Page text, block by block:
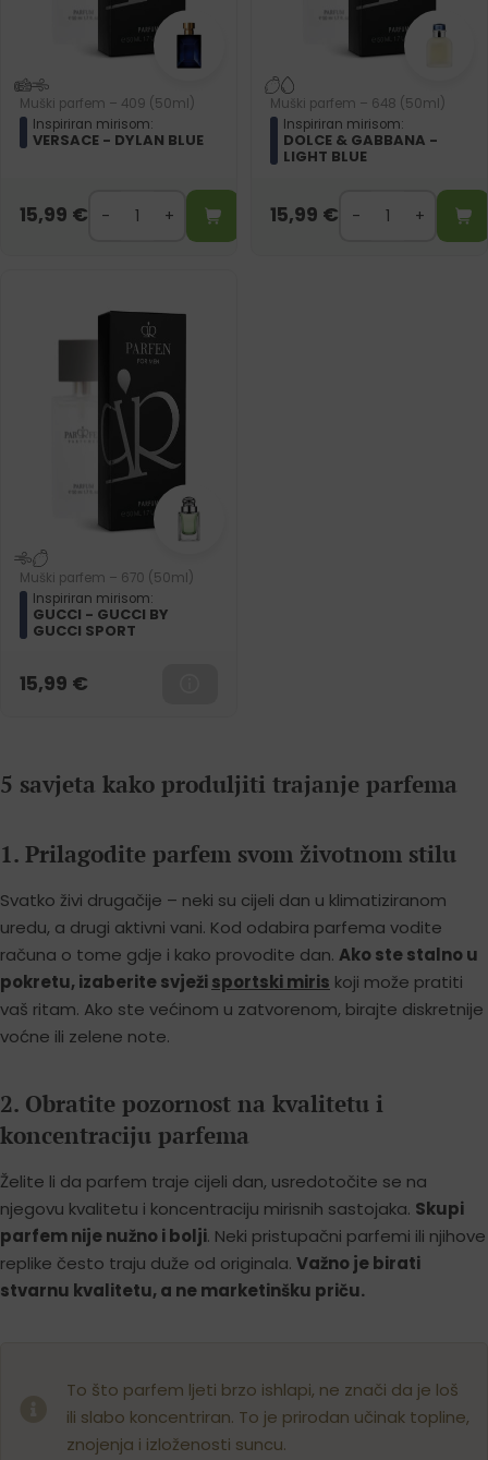
Muški parfem – 409 (50ml)
Inspiriran mirisom:
VERSACE - DYLAN BLUE
15,99 €
Muški parfem – 648 (50ml)
Inspiriran mirisom:
DOLCE & GABBANA -
LIGHT BLUE
15,99 €
Muški parfem – 670 (50ml)
Inspiriran mirisom:
GUCCI - GUCCI BY
GUCCI SPORT
15,99 €
5 savjeta kako produljiti trajanje parfema
1. Prilagodite parfem svom životnom stilu
Svatko živi drugačije – neki su cijeli dan u klimatiziranom
uredu, a drugi aktivni vani. Kod odabira parfema vodite
računa o tome gdje i kako provodite dan. Ako ste stalno u
pokretu, izaberite svježisportski miris koji može pratiti
vaš ritam. Ako ste većinom u zatvorenom, birajte diskretnije
voćne ili zelene note.
2. Obratite pozornost na kvalitetu i
koncentraciju parfema
Želite li da parfem traje cijeli dan, usredotočite se na
njegovu kvalitetu i koncentraciju mirisnih sastojaka. Skupi
parfem nije nužno i bolji. Neki pristupačni parfemi ili njihove
replike često traju duže od originala. Važno je birati
stvarnu kvalitetu, a ne marketinšku priču.
To što parfem ljeti brzo ishlapi, ne znači da je loš
ili slabo koncentriran. To je prirodan učinak topline,
znojenja i izloženosti suncu.